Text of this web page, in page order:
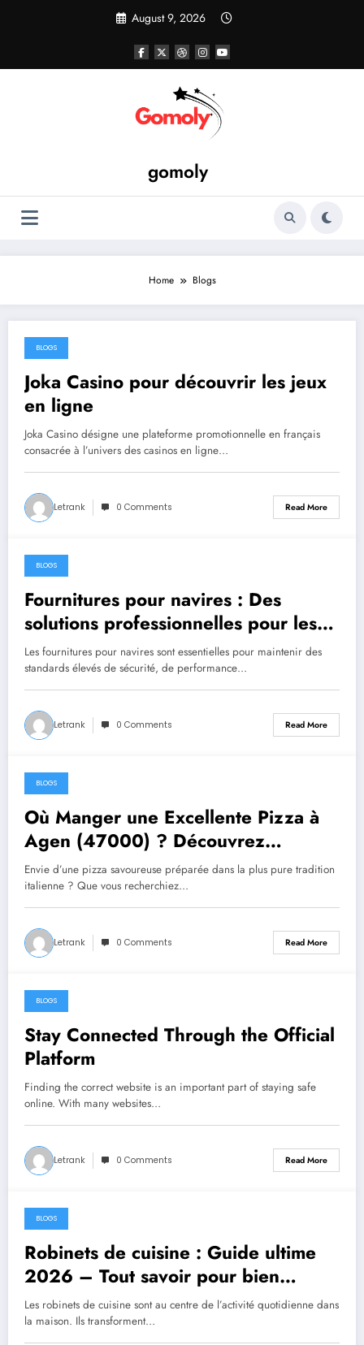
August 9, 2026
gomoly
Home Blogs
August 5, 2026
BLOGS
Joka Casino pour découvrir les jeux
en ligne
Joka Casino désigne une plateforme promotionnelle en français
consacrée à l’univers des casinos en ligne…
Letrank 0 Comments Read More
August 4, 2026
BLOGS
Fournitures pour navires : Des
solutions professionnelles pour les
secteurs naval et offshore
Les fournitures pour navires sont essentielles pour maintenir des
standards élevés de sécurité, de performance…
Letrank 0 Comments Read More
July 29, 2026
BLOGS
Où Manger une Excellente Pizza à
Agen (47000) ? Découvrez
Trattoria Pasta Pizza Brax
Envie d’une pizza savoureuse préparée dans la plus pure tradition
italienne ? Que vous recherchiez…
Letrank 0 Comments Read More
July 20, 2026
BLOGS
Stay Connected Through the Official
Platform
Finding the correct website is an important part of staying safe
online. With many websites…
Letrank 0 Comments Read More
July 15, 2026
BLOGS
Robinets de cuisine : Guide ultime
2026 – Tout savoir pour bien
choisir et installer
Les robinets de cuisine sont au centre de l’activité quotidienne dans
la maison. Ils transforment…